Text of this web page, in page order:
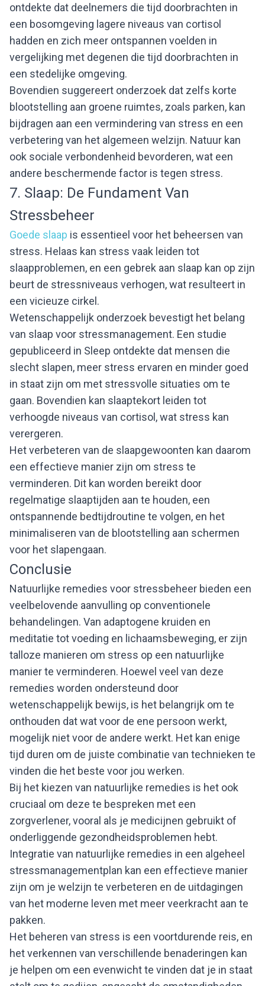
ontdekte dat deelnemers die tijd doorbrachten in
een bosomgeving lagere niveaus van cortisol
hadden en zich meer ontspannen voelden in
vergelijking met degenen die tijd doorbrachten in
een stedelijke omgeving.
Bovendien suggereert onderzoek dat zelfs korte
blootstelling aan groene ruimtes, zoals parken, kan
bijdragen aan een vermindering van stress en een
verbetering van het algemeen welzijn. Natuur kan
ook sociale verbondenheid bevorderen, wat een
andere beschermende factor is tegen stress.
7. Slaap: De Fundament Van
Stressbeheer
Goede slaap is essentieel voor het beheersen van
stress. Helaas kan stress vaak leiden tot
slaapproblemen, en een gebrek aan slaap kan op zijn
beurt de stressniveaus verhogen, wat resulteert in
een vicieuze cirkel.
Wetenschappelijk onderzoek bevestigt het belang
van slaap voor stressmanagement. Een studie
gepubliceerd in Sleep ontdekte dat mensen die
slecht slapen, meer stress ervaren en minder goed
in staat zijn om met stressvolle situaties om te
gaan. Bovendien kan slaaptekort leiden tot
verhoogde niveaus van cortisol, wat stress kan
verergeren.
Het verbeteren van de slaapgewoonten kan daarom
een effectieve manier zijn om stress te
verminderen. Dit kan worden bereikt door
regelmatige slaaptijden aan te houden, een
ontspannende bedtijdroutine te volgen, en het
minimaliseren van de blootstelling aan schermen
voor het slapengaan.
Conclusie
Natuurlijke remedies voor stressbeheer bieden een
veelbelovende aanvulling op conventionele
behandelingen. Van adaptogene kruiden en
meditatie tot voeding en lichaamsbeweging, er zijn
talloze manieren om stress op een natuurlijke
manier te verminderen. Hoewel veel van deze
remedies worden ondersteund door
wetenschappelijk bewijs, is het belangrijk om te
onthouden dat wat voor de ene persoon werkt,
mogelijk niet voor de andere werkt. Het kan enige
tijd duren om de juiste combinatie van technieken te
vinden die het beste voor jou werken.
Bij het kiezen van natuurlijke remedies is het ook
cruciaal om deze te bespreken met een
zorgverlener, vooral als je medicijnen gebruikt of
onderliggende gezondheidsproblemen hebt.
Integratie van natuurlijke remedies in een algeheel
stressmanagementplan kan een effectieve manier
zijn om je welzijn te verbeteren en de uitdagingen
van het moderne leven met meer veerkracht aan te
pakken.
Het beheren van stress is een voortdurende reis, en
het verkennen van verschillende benaderingen kan
je helpen om een evenwicht te vinden dat je in staat